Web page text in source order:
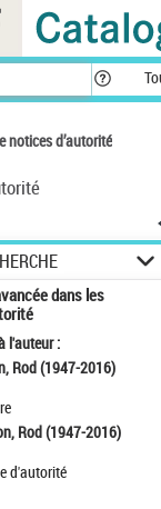
notices d’autorité
dans les
l'auteur :
Rod (1947-2016)
Rod (1947-2016)
d'autorité